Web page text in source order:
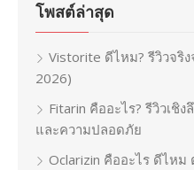
โพสต์ล่าสุด
Vistorite ดีไหม? รีวิวจริ
2026)
Fitarin คืออะไร? รีวิวเชิ
และความปลอดภัย
Oclarizin คืออะไร ดีไห